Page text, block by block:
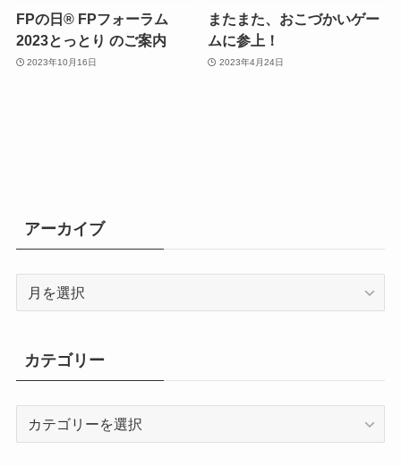
FPの日® FPフォーラム
2023とっとり のご案内
2023年10月16日
またまた、おこづかいゲー
ムに参上！
2023年4月24日
アーカイブ
ブ
カテゴリー